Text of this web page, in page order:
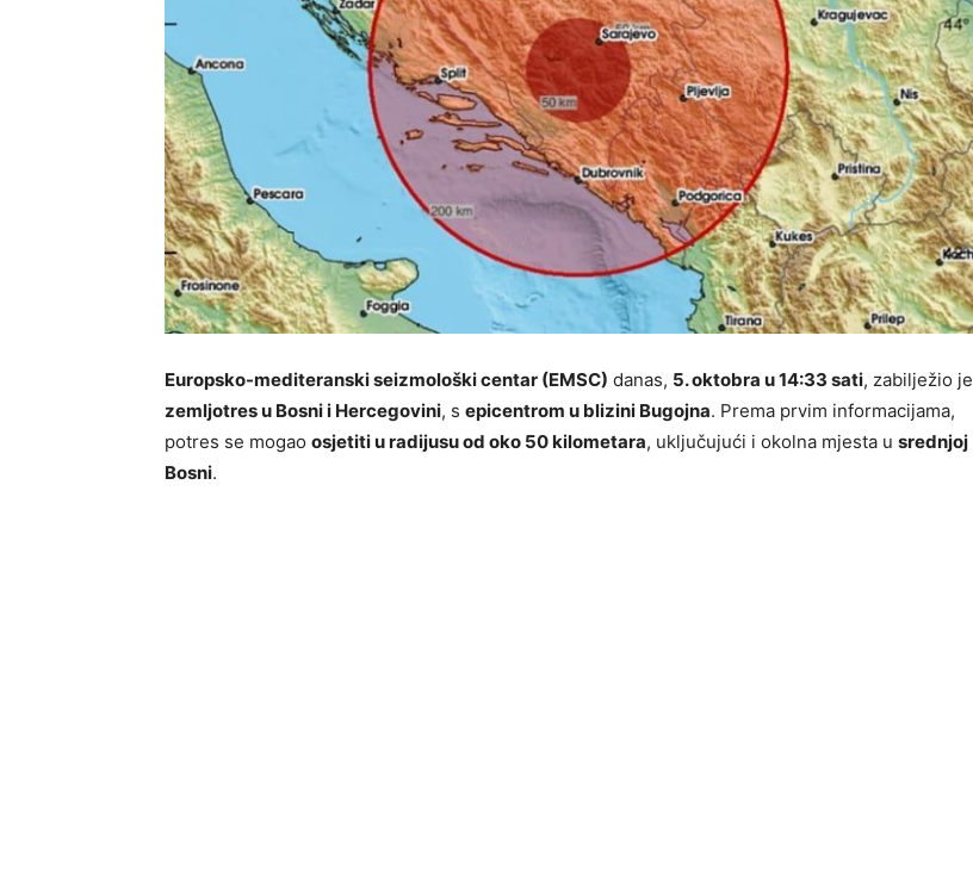
Europsko-mediteranski seizmološki centar (EMSC) danas, 5. oktobra u 14:33 sati, zabilježio je
zemljotres u Bosni i Hercegovini, s epicentrom u blizini Bugojna. Prema prvim informacijama,
potres se mogao osjetiti u radijusu od oko 50 kilometara, uključujući i okolna mjesta u srednjoj
Bosni.